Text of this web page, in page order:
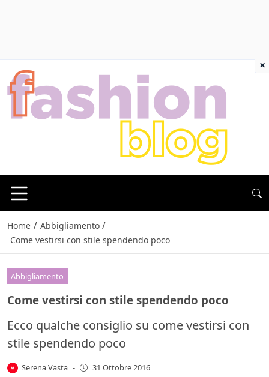
Home / Abbigliamento /
Come vestirsi con stile spendendo poco
Abbigliamento
Come vestirsi con stile spendendo poco
Ecco qualche consiglio su come vestirsi con
stile spendendo poco
Serena Vasta - 31 Ottobre 2016
×